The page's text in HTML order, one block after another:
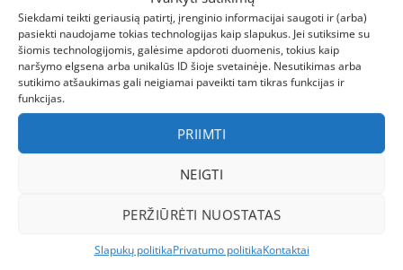
Siekdami teikti geriausią patirtį, įrenginio informacijai saugoti ir (arba)
pasiekti naudojame tokias technologijas kaip slapukus. Jei sutiksime su
šiomis technologijomis, galėsime apdoroti duomenis, tokius kaip
naršymo elgsena arba unikalūs ID šioje svetainėje. Nesutikimas arba
sutikimo atšaukimas gali neigiamai paveikti tam tikras funkcijas ir
funkcijas.
PRIIMTI
NEIGTI
PERŽIŪRĖTI NUOSTATAS
Slapukų politikaPrivatumo politikaKontaktai
APRAŠYMAS
PAPILDOMA INFORMACIJA
ATSILIEPIMAI (1)
Pastabumo dėlionė – Savana.
– Apli Kids.
Amžius tinkami žaislai, skirti mokytis, žaisti ir